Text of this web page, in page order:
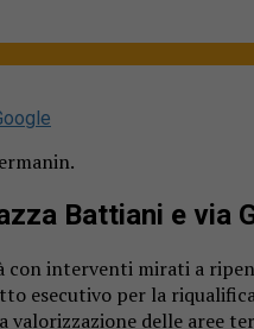
Battiani e via
interventi mirati a
esecutivo per la
delle aree